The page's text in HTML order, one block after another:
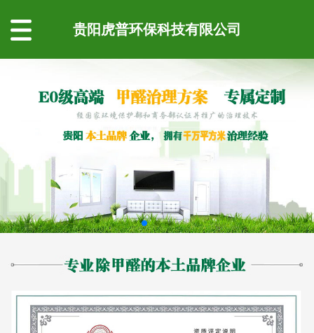
贵阳虎普环保科技有限公司